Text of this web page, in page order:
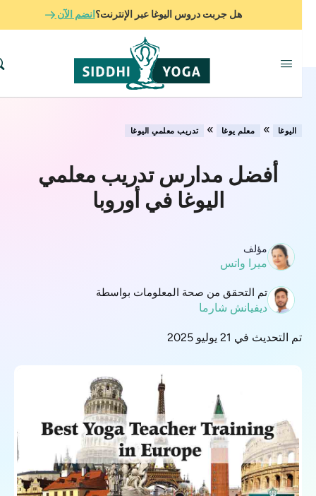
هل جربت دروس اليوغا عبر الإنترنت؟انضم الآن
اليوغا » معلم يوغا » تدريب معلمي اليوغا
أفضل مدارس تدريب معلمي
اليوغا في أوروبا
مؤلف
ميرا واتس
تم التحقق من صحة المعلومات بواسطة
ديفيانش شارما
تم التحديث في 21 يوليو 2025